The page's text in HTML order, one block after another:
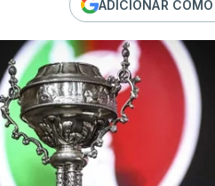
ADICIONAR